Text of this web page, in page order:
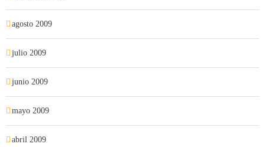
agosto 2009
julio 2009
junio 2009
mayo 2009
abril 2009